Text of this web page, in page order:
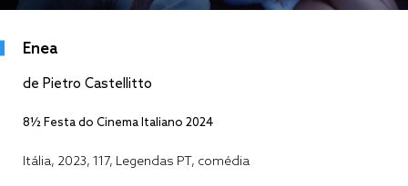
Enea
de Pietro Castellitto
8½ Festa do Cinema Italiano 2024
Itália, 2023, 117, Legendas PT, comédia